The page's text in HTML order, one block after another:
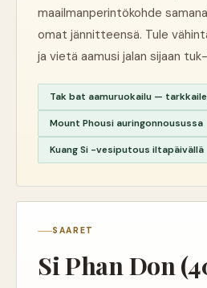
maailmanperintökohde
omat jännitteensä. Tule
ja vietä aamusi jalan sijaan
Tak bat aamuruokailu —
Mount Phousi auringonnousussa
Kuang Si -vesiputous iltapäivällä
SAARET
Si Phan Don